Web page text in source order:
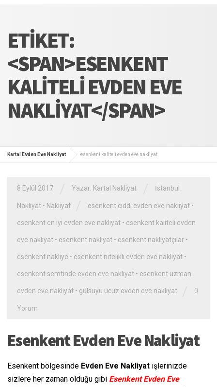
ETIKET:
<SPAN>ESENKENT
KALITELI EVDEN EVE
NAKLIYAT</SPAN>
Kartal Evden Eve Nakliyat esenkent kaliteli evden eve nakliyat
8 Eylül 2017 Yazar: Kartal Nakliyat İstanbul
Nakliyat • Nakliyat esenkent ciddi evden eve nakliyat •
esenkent en iyi evden eve nakliyat • esenkent kaliteli evden
eve nakliyat • esenkent nakliyat • esenkent nakliyatçılar •
esenkent nakliye • esenkent nitelikli evden eve nakliyat •
esenkent semtinde evden eve nakliyat • esenkent uzman
evden eve nakliyat • gülsüyu ucuz evden eve nakliyat 0
Yorum
Esenkent Evden Eve Nakliyat
Esenkent bölgesinde Evden Eve Nakliyat işlerinizde
sizlere her zaman olduğu gibi Esenkent Evden Eve